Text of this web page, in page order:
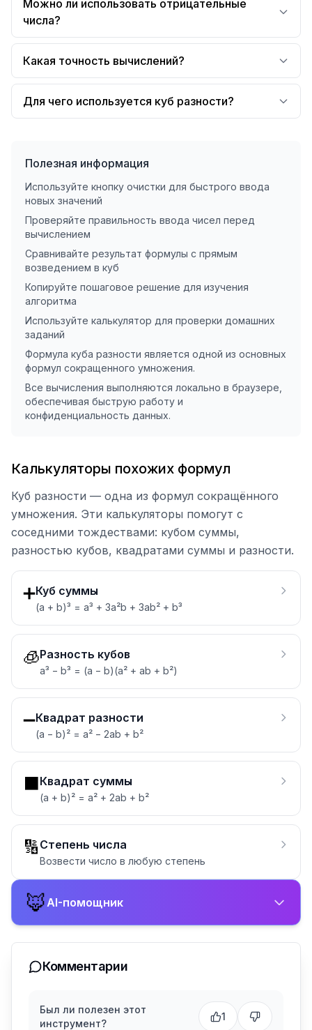
Можно ли использовать отрицательные
числа?
Какая точность вычислений?
Для чего используется куб разности?
Полезная информация
Используйте кнопку очистки для быстрого ввода
новых значений
Проверяйте правильность ввода чисел перед
вычислением
Сравнивайте результат формулы с прямым
возведением в куб
Копируйте пошаговое решение для изучения
алгоритма
Используйте калькулятор для проверки домашних
заданий
Формула куба разности является одной из основных
формул сокращенного умножения.
Все вычисления выполняются локально в браузере,
обеспечивая быструю работу и
конфиденциальность данных.
Калькуляторы похожих формул
Куб разности — одна из формул сокращённого
умножения. Эти калькуляторы помогут с
соседними тождествами: кубом суммы,
разностью кубов, квадратами суммы и разности.
➕Куб суммы
(a + b)³ = a³ + 3a²b + 3ab² + b³
🧊Разность кубов
a³ − b³ = (a − b)(a² + ab + b²)
➖Квадрат разности
(a − b)² = a² − 2ab + b²
⬛Квадрат суммы
(a + b)² = a² + 2ab + b²
🔢 Степень числа
Возвести число в любую степень
🦊AI-помощник
Комментарии
Был ли полезен этот
инструмент?
1